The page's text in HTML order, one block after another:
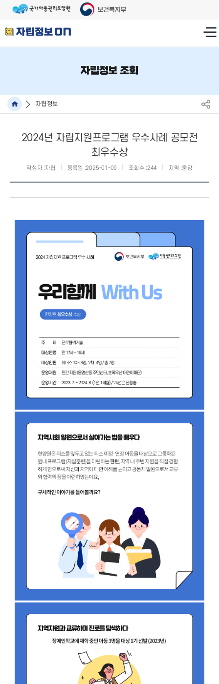
자립정보 조회
자립정보
2024년 자립지원프로그램 우수사례 공모전
최우수상
작성자 :자립 등록일 :2025-01-09 조회수 :244 지역 :중앙